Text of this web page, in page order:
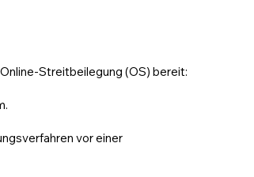
Streitbeilegung (OS) bereit:
vor einer